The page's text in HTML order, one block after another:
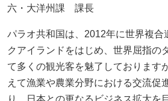
六・大洋州課 課長
パラオ共和国は、2012年に世界複合
クアイランドをはじめ、世界屈指の
て多くの観光客を魅了しております
えて漁業や農業分野における交流促
り、日本との更なるビジネス拡大を